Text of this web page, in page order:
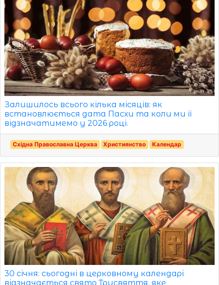
Залишилось всього кілька місяців: як
встановлюється дата Пасхи та коли ми її
відзначатимемо у 2026 році.
Східна Православна Церква Християнство Календар
30 січня: сьогодні в церковному календарі
відзначається свято Трисвяття, яке